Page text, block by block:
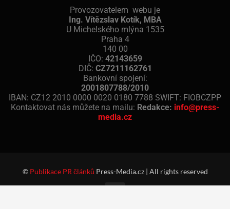
Provozovatelem webu je
Ing. Vítězslav Kotík, MBA
U Michelského mlýna 1535
Praha 4
140 00
IČO: 42143659
DIČ: CZ7211162761
Bankovní spojení:
2001807788/2010
IBAN: CZ12 2010 0000 0020 0180 7788 SWIFT: FIOBCZPP
Kontaktovat nás můžete na mailu: Redakce: info@press-
media.cz
© Publikace PR článků Press-Media.cz | All rights reserved